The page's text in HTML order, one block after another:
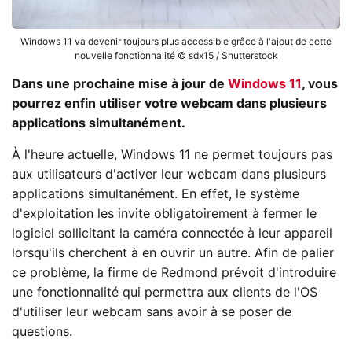
Windows 11 va devenir toujours plus accessible grâce à l'ajout de cette
nouvelle fonctionnalité © sdx15 / Shutterstock
Dans une prochaine mise à jour de Windows 11 , vous
pourrez enfin utiliser votre webcam dans plusieurs
applications simultanément.
À l'heure actuelle, Windows 11 ne permet toujours pas
aux utilisateurs d'activer leur webcam dans plusieurs
applications simultanément. En effet, le système
d'exploitation les invite obligatoirement à fermer le
logiciel sollicitant la caméra connectée à leur appareil
lorsqu'ils cherchent à en ouvrir un autre. Afin de palier
ce problème, la firme de Redmond prévoit d'introduire
une fonctionnalité qui permettra aux clients de l'OS
d'utiliser leur webcam sans avoir à se poser de
questions.